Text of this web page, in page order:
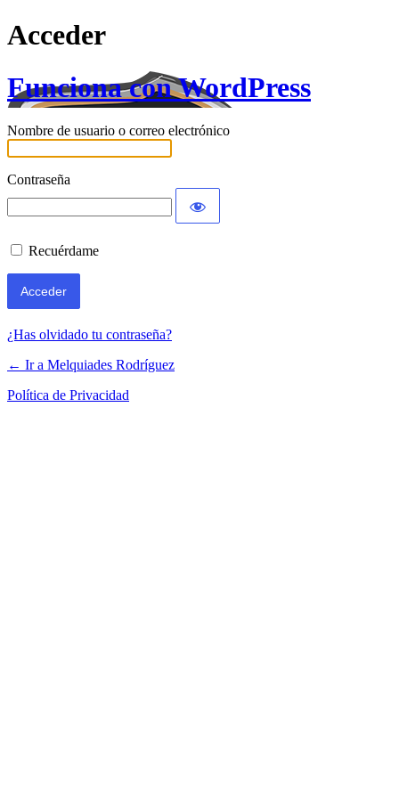
Acceder
Funciona con WordPress
Nombre de usuario o correo electrónico
Contraseña
Recuérdame
¿Has olvidado tu contraseña?
← Ir a Melquiades Rodríguez
Política de Privacidad